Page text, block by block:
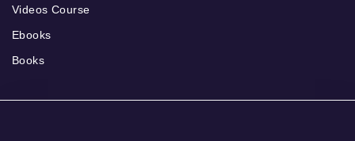
Videos Course
Ebooks
Books